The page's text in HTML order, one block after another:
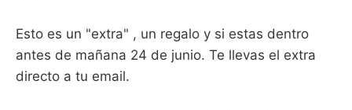
Esto es un "extra" , un regalo y si estas dentro
antes de mañana 24 de junio. Te llevas el extra
directo a tu email.